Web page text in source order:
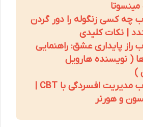
مینسوتا
چه کسی زنگوله را دور گردن
| نکات کلیدی
راز پایداری عشق: راهنمایی
( نویسنده هارویل
)
و هورنر